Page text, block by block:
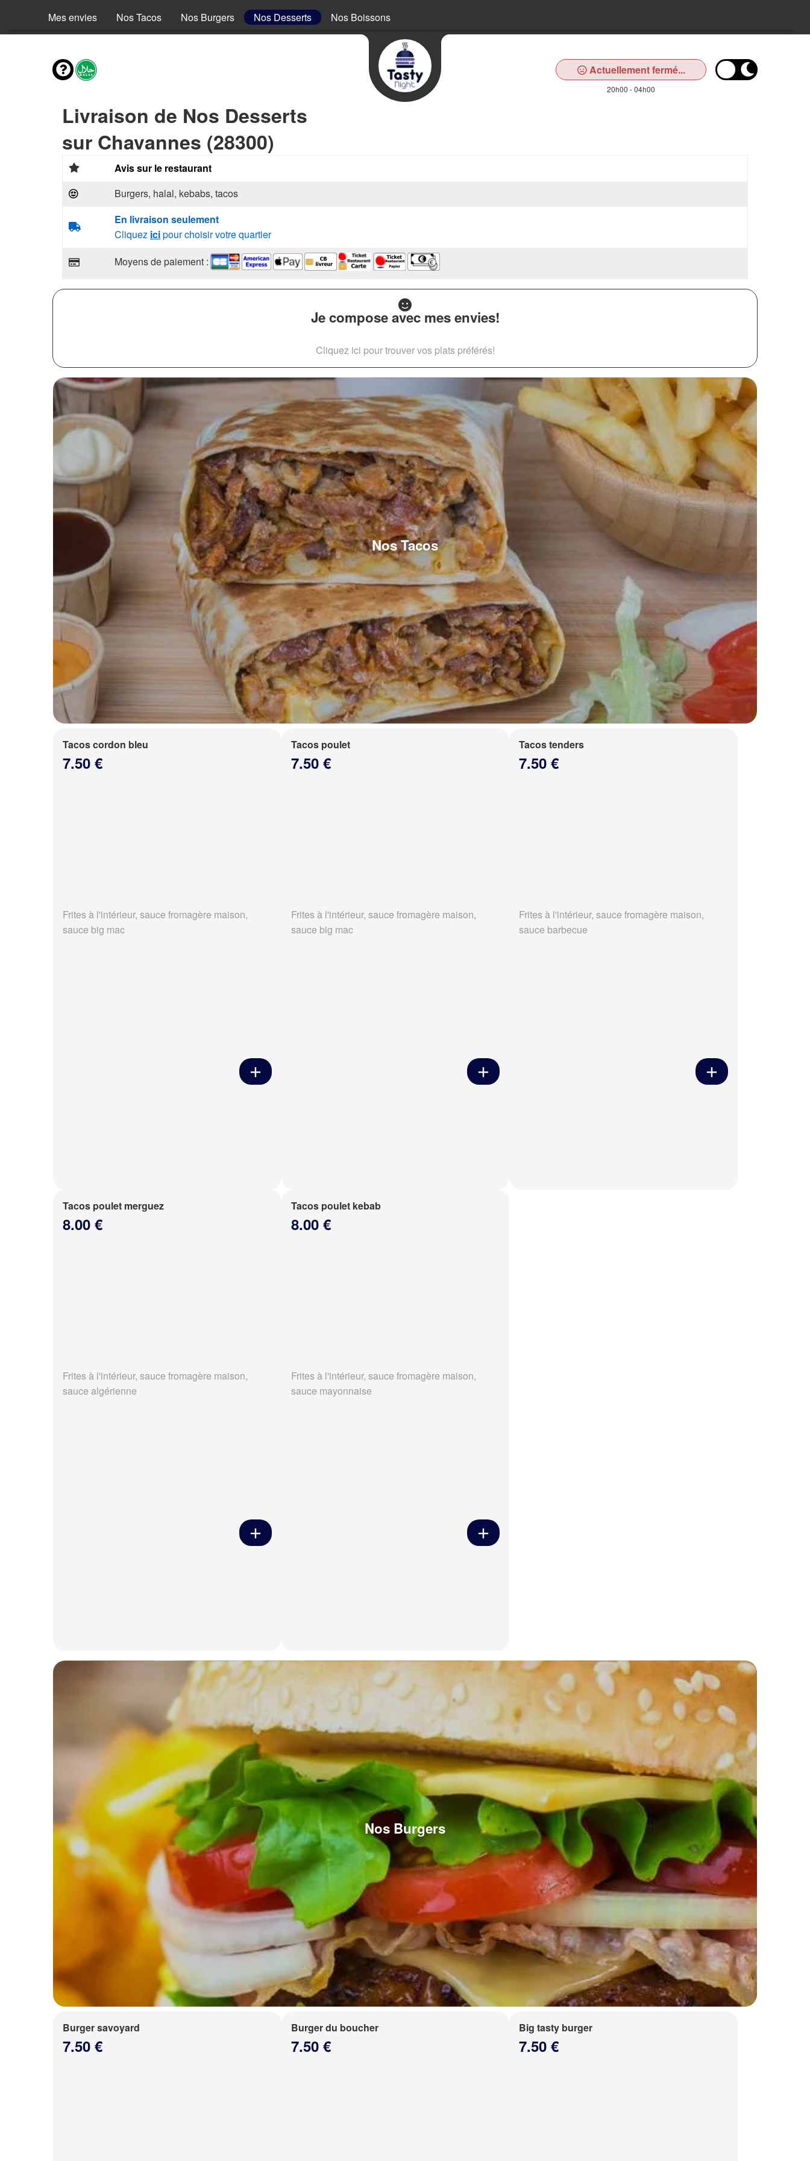
Mes envies Nos Tacos Nos Burgers Nos Desserts Nos Boissons
Actuellement fermé...
20h00 - 04h00
Livraison de Nos Desserts
sur Chavannes (28300)
Avis sur le restaurant
Burgers, halal, kebabs, tacos
En livraison seulement
Cliquez icipour choisir votre quartier
Moyens de paiement :
Je compose avec mes envies!
Cliquez ici pour trouver vos plats préférés!
Nos Tacos
Tacos cordon bleu
7.50 €
Frites à l'intérieur, sauce fromagère maison,
sauce big mac
Tacos poulet
7.50 €
Frites à l'intérieur, sauce fromagère maison,
sauce big mac
Tacos tenders
7.50 €
Frites à l'intérieur, sauce fromagère maison,
sauce barbecue
Tacos poulet merguez
8.00 €
Frites à l'intérieur, sauce fromagère maison,
sauce algérienne
Tacos poulet kebab
8.00 €
Frites à l'intérieur, sauce fromagère maison,
sauce mayonnaise
Nos Burgers
Burger savoyard
7.50 €
Burger du boucher
7.50 €
Big tasty burger
7.50 €